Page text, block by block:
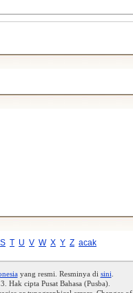
S T U V W X Y Z acak
yang resmi. Resminya di sini.
Hak cipta Pusat Bahasa (Pusba).